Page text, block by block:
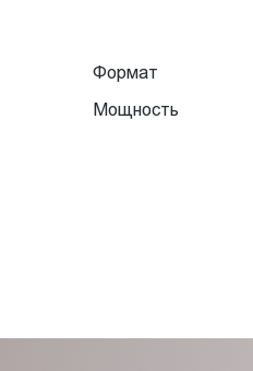
Формат
Мощность